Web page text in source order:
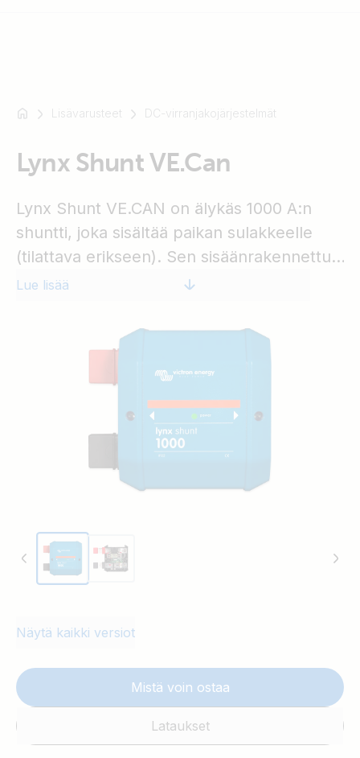
Esimerkki:
Multiplus-
Orion
SmartShunt
Lisävarusteet DC-virranjakojärjestelmät
Lynx Shunt VE.Can
Lynx Shunt VE.CAN on älykäs 1000 A:n
shuntti, joka sisältää paikan sulakkeelle
(tilattava erikseen). Sen sisäänrakennettu
akkumonitori valvoo akun purkaustasoa
GX-laitteen (esim. Cerbo GX:n). Lynx
Shunt VE.CAN on osa Lynx-
jakelujärjestelmää.
Lue lisää
Näytä kaikki versiot
Mistä voin ostaa
Lataukset